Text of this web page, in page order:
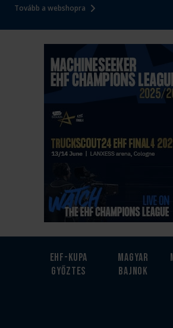
Tovább a webshopra
EHF-Kupa
győztes
Magyar
bajnok